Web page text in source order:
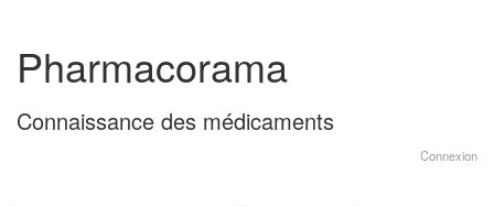
contenu
menu
principal
Pharmacorama
Connaissance des médicaments
Connexion